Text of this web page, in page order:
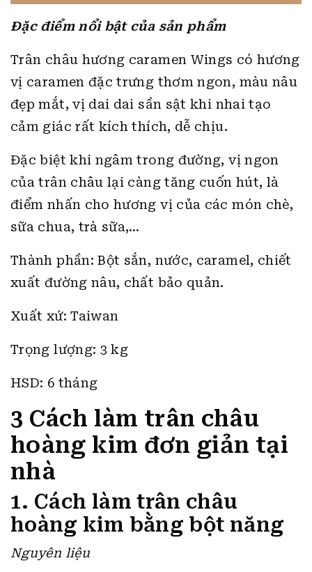
Đặc điểm nổi bật của sản phẩm
Trân châu hương caramen Wings có hương
vị caramen đặc trưng thơm ngon, màu nâu
đẹp mắt, vị dai dai sần sật khi nhai tạo
cảm giác rất kích thích, dễ chịu.
Đặc biệt khi ngâm trong đường, vị ngon
của trân châu lại càng tăng cuốn hút, là
điểm nhấn cho hương vị của các món chè,
sữa chua, trà sữa,…
Thành phần: Bột sắn, nước, caramel, chiết
xuất đường nâu, chất bảo quản.
Xuất xứ: Taiwan
Trọng lượng: 3 kg
HSD: 6 tháng
3 Cách làm trân châu
hoàng kim đơn giản tại
nhà
1. Cách làm trân châu
hoàng kim bằng bột năng
Nguyên liệu